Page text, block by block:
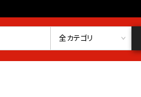
り
全カテゴリ